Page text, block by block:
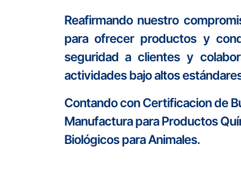
Reafirmando nuestro
para ofrecer productos y
seguridad a clientes y
actividades bajo altos
Contando con Certificacion de
Manufactura para Productos
Biológicos para Animales.